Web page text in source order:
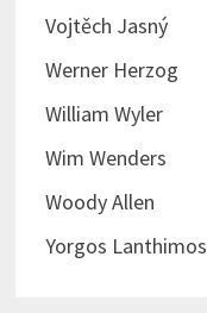
Vojtěch Jasný
Werner Herzog
William Wyler
Wim Wenders
Woody Allen
Yorgos Lanthimos